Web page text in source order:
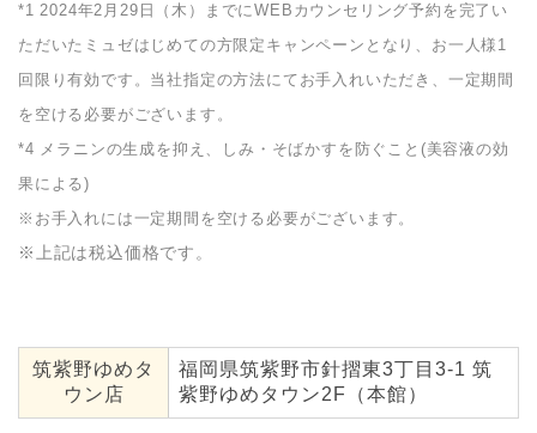
*1 2024年2月29日（木）までにWEBカウンセリング予約を完了い
ただいたミュゼはじめての方限定キャンペーンとなり、お一人様1
回限り有効です。当社指定の方法にてお手入れいただき、一定期間
を空ける必要がございます。
*4 メラニンの生成を抑え、しみ・そばかすを防ぐこと(美容液の効
果による)
※お手入れには一定期間を空ける必要がございます。
※上記は税込価格です。
筑紫野ゆめタ
ウン店
福岡県筑紫野市針摺東3丁目3-1 筑
紫野ゆめタウン2F（本館）